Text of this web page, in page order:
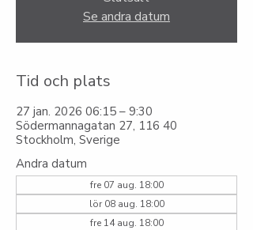
Se andra datum
Tid och plats
27 jan. 2026 06:15 – 9:30
Södermannagatan 27, 116 40
Stockholm, Sverige
Andra datum
fre 07 aug. 18:00
lör 08 aug. 18:00
fre 14 aug. 18:00